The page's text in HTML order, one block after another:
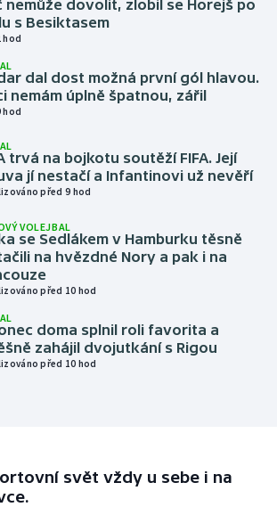
nemůže dovolit, zlobil se Horejš po
s Besiktasem
hod
dal dost možná první gól hlavou.
nemám úplně špatnou, zářil
hod
trvá na bojkotu soutěží FIFA. Její
jí nestačí a Infantinovi už nevěří
před 9 hod
VOLEJBAL
se Sedlákem v Hamburku těsně
na hvězdné Nory a pak i na
před 10 hod
doma splnil roli favorita a
zahájil dvojutkání s Rigou
před 10 hod
svět vždy u sebe i na